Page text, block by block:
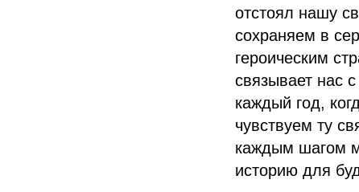
отстоял нашу
сохраняем в
героическим
связывает нас
каждый год,
чувствуем ту
каждым шагом
историю для